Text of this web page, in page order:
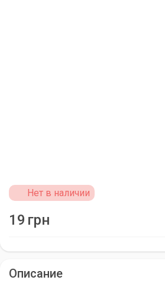
Нет в наличии
19 грн
Описание